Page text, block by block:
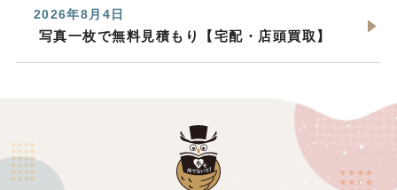
2026年8月4日
写真一枚で無料見積もり【宅配・店頭買取】